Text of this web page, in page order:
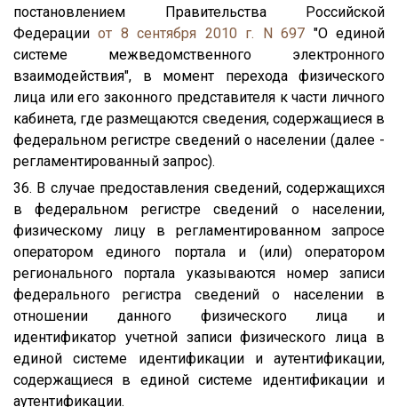
постановлением Правительства Российской
Федерацииот 8 сентября 2010 г. N 697 "О единой
системе межведомственного электронного
взаимодействия", в момент перехода физического
лица или его законного представителя к части личного
кабинета, где размещаются сведения, содержащиеся в
федеральном регистре сведений о населении (далее -
регламентированный запрос).
36. В случае предоставления сведений, содержащихся
в федеральном регистре сведений о населении,
физическому лицу в регламентированном запросе
оператором единого портала и (или) оператором
регионального портала указываются номер записи
федерального регистра сведений о населении в
отношении данного физического лица и
идентификатор учетной записи физического лица в
единой системе идентификации и аутентификации,
содержащиеся в единой системе идентификации и
аутентификации.